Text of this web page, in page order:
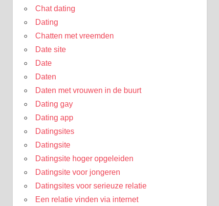
Chat dating
Dating
Chatten met vreemden
Date site
Date
Daten
Daten met vrouwen in de buurt
Dating gay
Dating app
Datingsites
Datingsite
Datingsite hoger opgeleiden
Datingsite voor jongeren
Datingsites voor serieuze relatie
Een relatie vinden via internet